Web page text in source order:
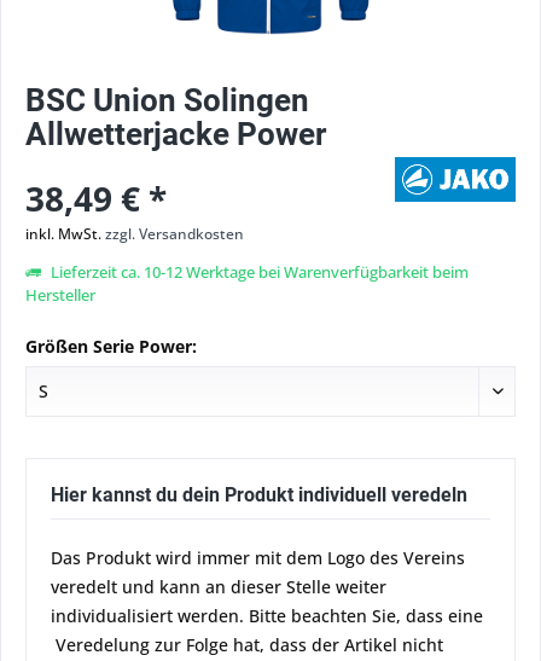
BSC Union Solingen
Allwetterjacke Power
38,49 € *
inkl. MwSt.zzgl. Versandkosten
Lieferzeit ca. 10-12 Werktage bei Warenverfügbarkeit beim
Hersteller
Größen Serie Power:
Hier kannst du dein Produkt individuell veredeln
Das Produkt wird immer mit dem Logo des Vereins
veredelt und kann an dieser Stelle weiter
individualisiert werden. Bitte beachten Sie, dass eine
Veredelung zur Folge hat, dass der Artikel nicht